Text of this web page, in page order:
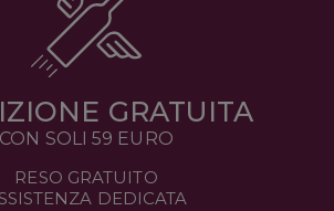
GRATUITA
CON SOLI 59 EURO
RESO GRATUITO
DEDICATA